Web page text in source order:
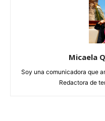
Micaela
Soy una comunicadora que
Redactora de